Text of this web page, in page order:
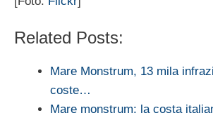
Related Posts:
Mare Monstrum, 13 mila
coste…
Mare monstrum: la costa